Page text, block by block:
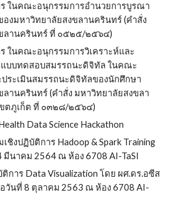
ร ในคณะอนุกรรมการอำนวยการบูรณา
องมหาวิทยาลัยสงขลานครินทร์ (คำสั่ง
ลานครินทร์ ที่ ๐๕๒๕/๒๕๖๔)
ในคณะอนุกรรมการวิเคราะห์และ
บบทดสอบสมรรถนะดิจิทัล ในคณะ
ประเมินสมรรถนะดิจิทัลของนักศึกษา
านครินทร์ (คำสั่ง มหาวิทยาลัยสงขลา
ตภูเก็ต ที่ ๐๓๒๘/๒๕๖๔)
Data Science Hackathon
ชิงปฏิบัติการ Hadoop & Spark Training
มีนาคม 2564 ณ ห้อง 6708 AI-TaSI
การ Data Visualization โดย ผศ.ดร.อซีส
วันที่ 8 ตุลาคม 2563 ณ ห้อง 6708 AI-